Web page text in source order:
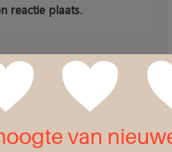
reactie plaats.